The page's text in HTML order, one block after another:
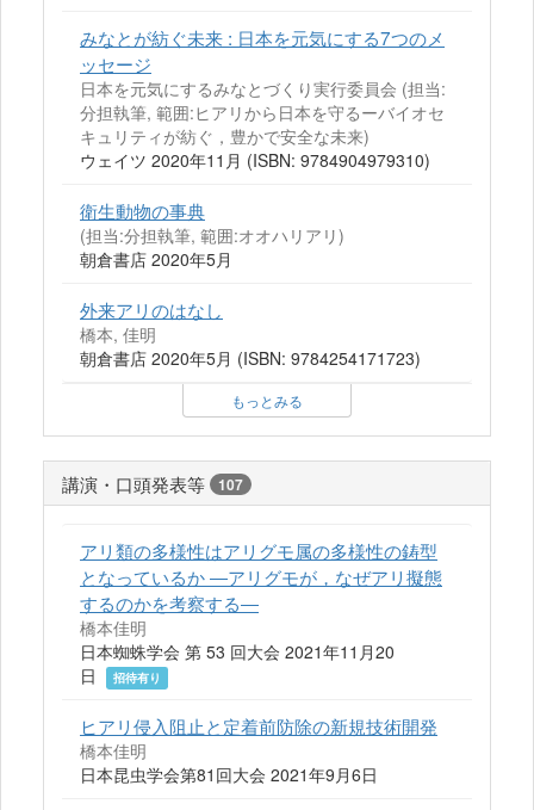
みなとが紡ぐ未来 : 日本を元気にする7つのメ
ッセージ
日本を元気にするみなとづくり実行委員会 (担当:
分担執筆, 範囲:ヒアリから日本を守るーバイオセ
キュリティが紡ぐ，豊かで安全な未来)
ウェイツ 2020年11月 (ISBN: 9784904979310)
衛生動物の事典
(担当:分担執筆, 範囲:オオハリアリ)
朝倉書店 2020年5月
外来アリのはなし
橋本, 佳明
朝倉書店 2020年5月 (ISBN: 9784254171723)
もっとみる
講演・口頭発表等 107
アリ類の多様性はアリグモ属の多様性の鋳型
となっているか ―アリグモが，なぜアリ擬態
するのかを考察する―
橋本佳明
日本蜘蛛学会 第 53 回大会 2021年11月20
日
招待有り
ヒアリ侵入阻止と定着前防除の新規技術開発
橋本佳明
日本昆虫学会第81回大会 2021年9月6日